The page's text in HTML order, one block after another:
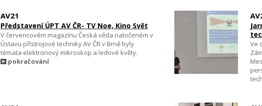
AV21
Představení ÚPT AV ČR- TV Noe, Kino Svět
V červencovém magazínu Česká věda natočeném v
Ústavu přístrojové techniky AV ČR v Brně byly
témata elektronový mikroskop a ledové květy.
pokračování
Ve